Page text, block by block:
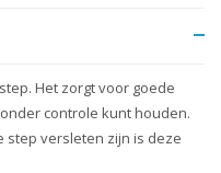
Het zorgt voor goede
controle kunt houden.
step versleten zijn is deze